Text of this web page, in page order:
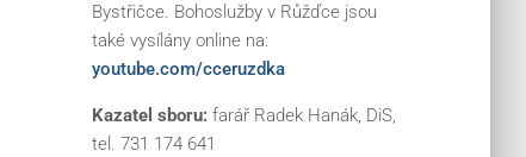
Bystřičce. Bohoslužby v Růžďce jsou
také vysílány online na:
youtube.com/cceruzdka
Kazatel sboru:farář Radek Hanák, DiS,
tel. 731 174 641